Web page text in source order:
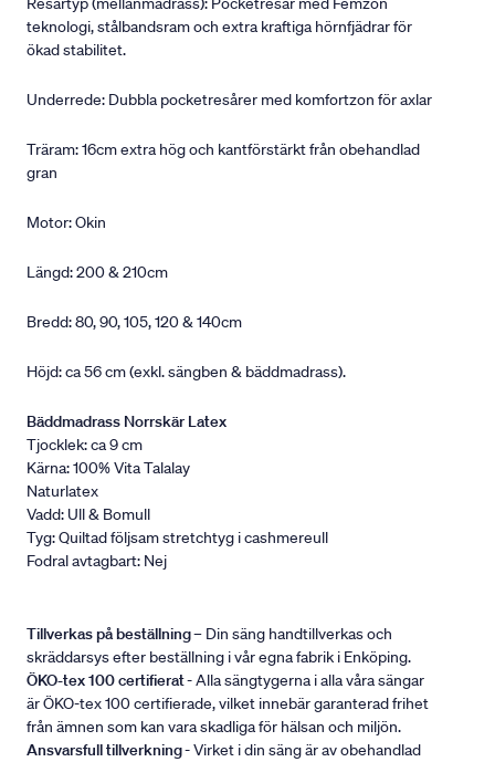
teknologi, stålbandsram och extra kraftiga hörnfjädrar för
ökad stabilitet.
Underrede: Dubbla pocketresårer med komfortzon för axlar
Träram: 16cm extra hög och kantförstärkt från obehandlad
gran
Motor: Okin
Längd: 200 & 210cm
Bredd: 80, 90, 105, 120 & 140cm
Höjd: ca 56 cm (exkl. sängben & bäddmadrass).
Bäddmadrass Norrskär Latex
Tjocklek: ca 9 cm
Kärna: 100% Vita Talalay
Naturlatex
Vadd: Ull & Bomull
Tyg: Quiltad följsam stretchtyg i cashmereull
Fodral avtagbart: Nej
Tillverkas på beställning– Din säng handtillverkas och
skräddarsys efter beställning i vår egna fabrik i Enköping.
ÖKO-tex 100 certifierat- Alla sängtygerna i alla våra sängar
är ÖKO-tex 100 certifierade, vilket innebär garanterad frihet
från ämnen som kan vara skadliga för hälsan och miljön.
Ansvarsfull tillverkning- Virket i din säng är av obehandlad